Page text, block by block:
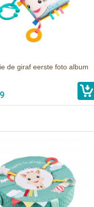
de giraf eerste foto album